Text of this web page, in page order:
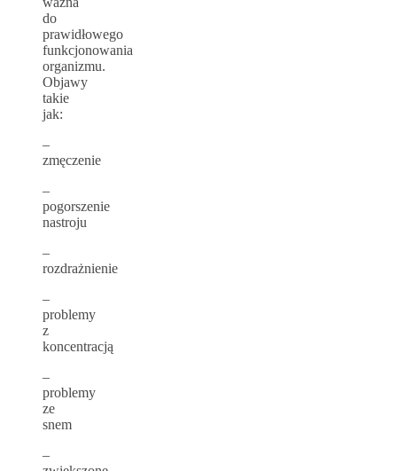
do
prawidłowego
funkcjonowania
organizmu.
Objawy
takie
jak:
–
zmęczenie
–
pogorszenie
nastroju
–
rozdrażnienie
–
problemy
z
koncentracją
–
problemy
ze
snem
–